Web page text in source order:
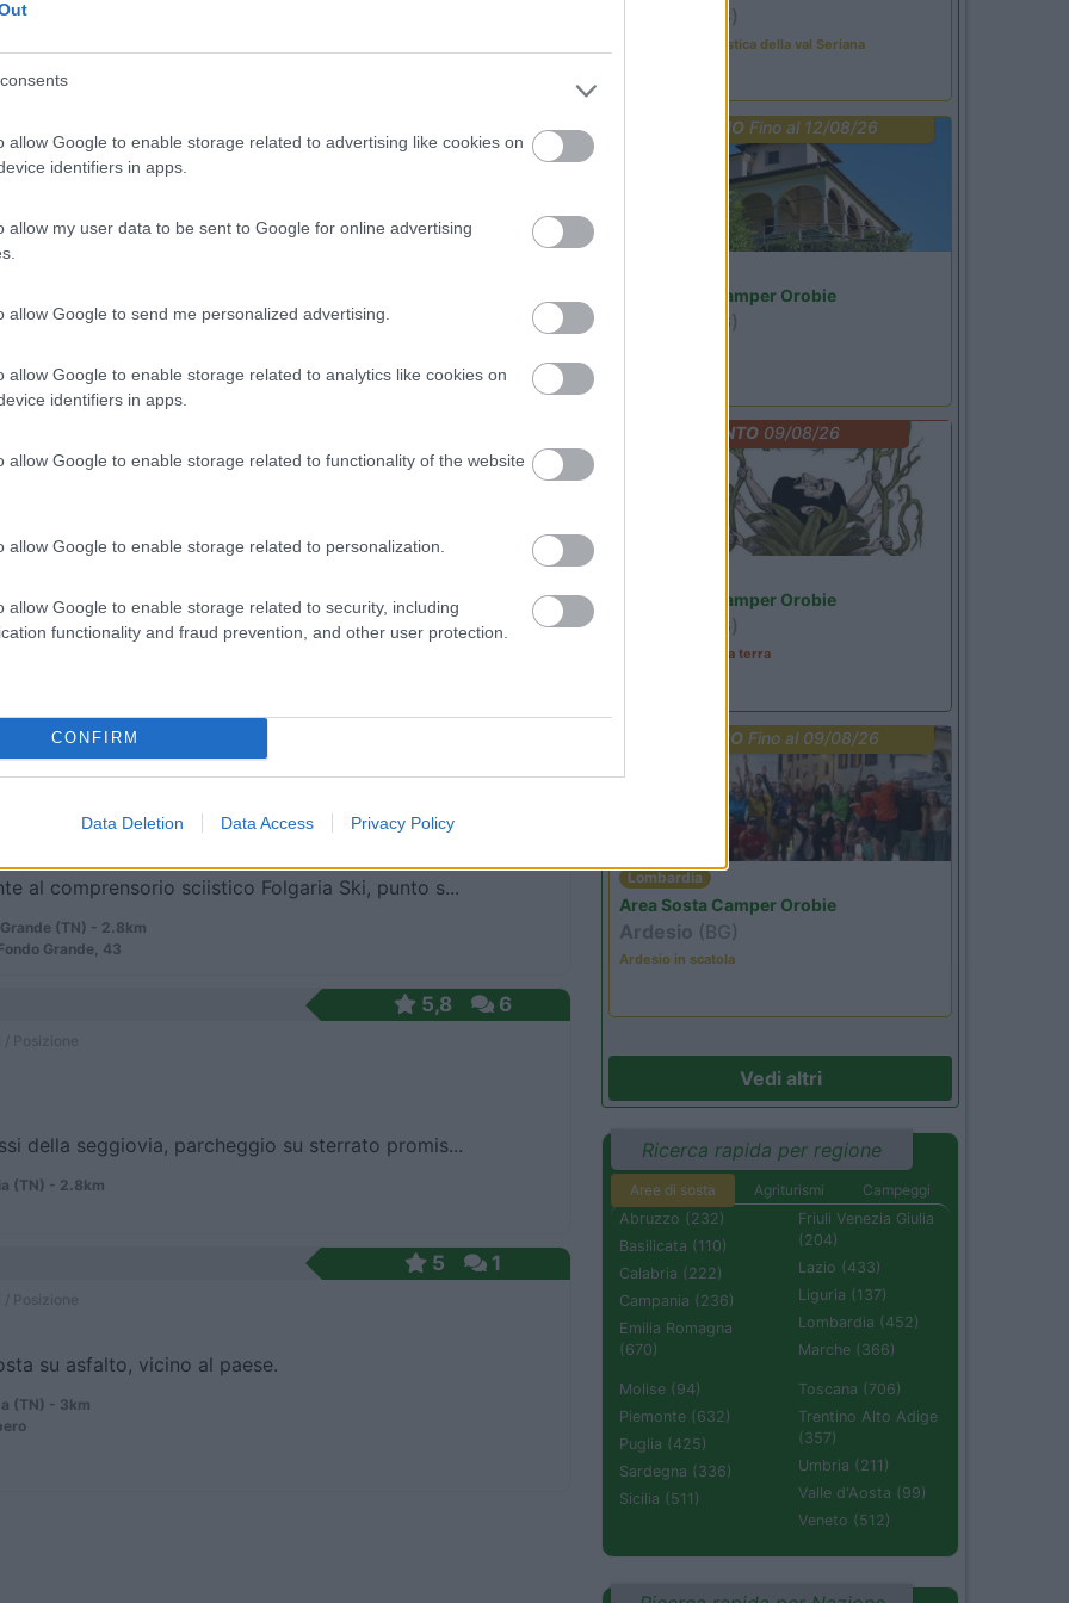
allow Google to enable storage related to advertising like cookies on
identifiers in apps.
allow my user data to be sent to Google for online advertising
allow Google to send me personalized advertising.
allow Google to enable storage related to analytics like cookies on
identifiers in apps.
allow Google to enable storage related to functionality of the website
allow Google to enable storage related to personalization.
allow Google to enable storage related to security, including
functionality and fraud prevention, and other user protection.
CONFIRM
Data Deletion Data Access Privacy Policy
Posizione
(TN) - 1.2km
7,6
Posizione
300 dal centro, in prossimità del campo da golf ...
(TN) - 1.6km
misto auto, nessun servizio per camper.
Posizione
al comprensorio sciistico Folgaria Ski, punto s...
(TN) - 2.8km
Grande, 43
5,8 6
della seggiovia, parcheggio su sterrato promis...
(TN) - 2.8km
5 1
su asfalto, vicino al paese.
(TN) - 3km
(BG)
Rassegna organistica della val Seriana
PROMO Fino al 12/08/26
Area Sosta Camper Orobie
(BG)
EVENTO09/08/26
Area Sosta Camper Orobie
(BG)
A levar l'ombra da terra
PROMO Fino al 09/08/26
Lombardia
Area Sosta Camper Orobie
Ardesio (BG)
Ardesio in scatola
Vedi altri
Ricerca rapida per regione
Aree di sosta Agriturismi
Campeggi
Abruzzo (232)
Basilicata (110)
Calabria (222)
Campania (236)
Emilia Romagna
(670)
Friuli Venezia Giulia
(204)
Lazio (433)
Liguria (137)
Lombardia (452)
Marche (366)
Molise (94)
Piemonte (632)
Puglia (425)
Sardegna (336)
Sicilia (511)
Toscana (706)
Trentino Alto Adige
(357)
Umbria (211)
Valle d'Aosta (99)
Veneto (512)